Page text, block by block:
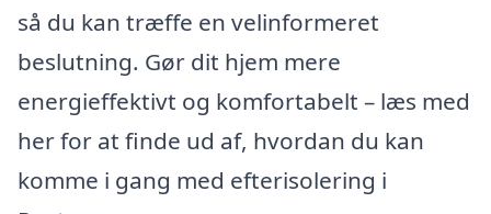
så du kan træffe en velinformeret
beslutning. Gør dit hjem mere
energieffektivt og komfortabelt – læs med
her for at finde ud af, hvordan du kan
komme i gang med efterisolering i